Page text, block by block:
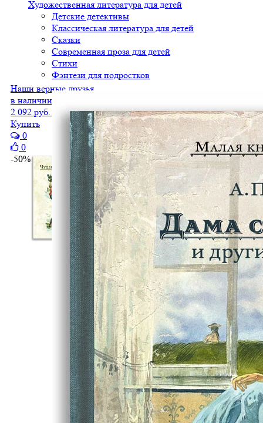
Художественная литература для детей
Детские детективы
Классическая литература для детей
Сказки
Современная проза для детей
Стихи
Фэнтези для подростков
Наши верные друзья
в наличии
2 092 руб.
1 046 руб.
Купить
0
0
-50%